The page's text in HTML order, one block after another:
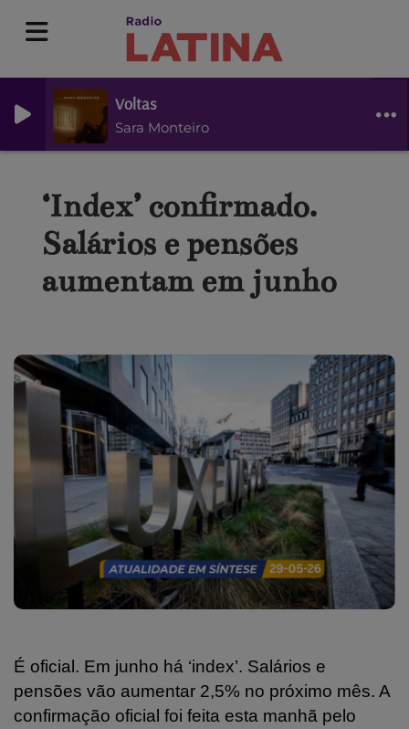
Voltas
Sara Monteiro
‘Index’ confirmado.
Salários e pensões
aumentam em junho
É oficial. Em junho há ‘index’. Salários e
pensões vão aumentar 2,5% no próximo mês. A
confirmação oficial foi feita esta manhã pelo